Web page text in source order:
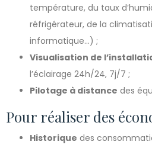
température, du taux
réfrigérateur, de la
informatique…) ;
Visualisation de
l’éclairage 24h/24, 7j/7 ;
Pilotage à distance des
Pour réaliser des
Historique des